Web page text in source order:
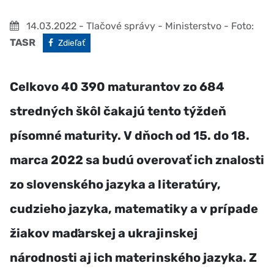
14.03.2022 - Tlačové správy - Ministerstvo - Foto:
TASR
Facebook
Zdieľať
Celkovo 40 390 maturantov zo 684
stredných škôl čakajú tento týždeň
písomné maturity. V dňoch od 15. do 18.
marca 2022 sa budú overovať ich znalosti
zo slovenského jazyka a literatúry,
cudzieho jazyka, matematiky a v prípade
žiakov maďarskej a ukrajinskej
národnosti aj ich materinského jazyka. Z